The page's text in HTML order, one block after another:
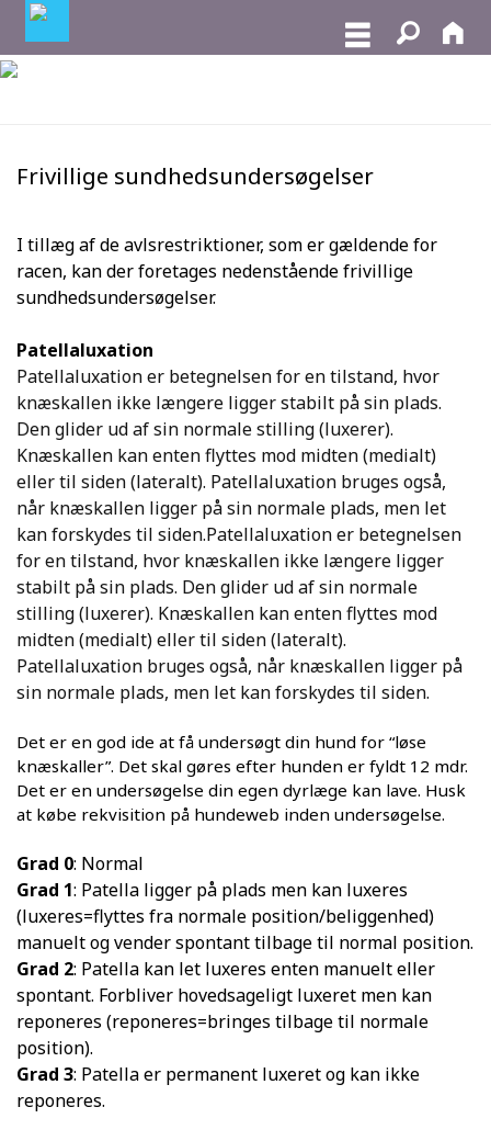
Frivillige sundhedsundersøgelser
I tillæg af de avlsrestriktioner, som er gældende for
racen, kan der foretages nedenstående frivillige
sundhedsundersøgelser.
Patellaluxation
Patellaluxation er betegnelsen for en tilstand, hvor
knæskallen ikke længere ligger stabilt på sin plads.
Den glider ud af sin normale stilling (luxerer).
Knæskallen kan enten flyttes mod midten (medialt)
eller til siden (lateralt). Patellaluxation bruges også,
når knæskallen ligger på sin normale plads, men let
kan forskydes til siden.Patellaluxation er betegnelsen
for en tilstand, hvor knæskallen ikke længere ligger
stabilt på sin plads. Den glider ud af sin normale
stilling (luxerer). Knæskallen kan enten flyttes mod
midten (medialt) eller til siden (lateralt).
Patellaluxation bruges også, når knæskallen ligger på
sin normale plads, men let kan forskydes til siden.
Det er en god ide at få undersøgt din hund for “løse
knæskaller”. Det skal gøres efter hunden er fyldt 12 mdr.
Det er en undersøgelse din egen dyrlæge kan lave. Husk
at købe rekvisition på hundeweb inden undersøgelse.
Grad 0: Normal
Grad 1: Patella ligger på plads men kan luxeres
(luxeres=flyttes fra normale position/beliggenhed)
manuelt og vender spontant tilbage til normal position.
Grad 2: Patella kan let luxeres enten manuelt eller
spontant. Forbliver hovedsageligt luxeret men kan
reponeres (reponeres=bringes tilbage til normale
position).
Grad 3: Patella er permanent luxeret og kan ikke
reponeres.